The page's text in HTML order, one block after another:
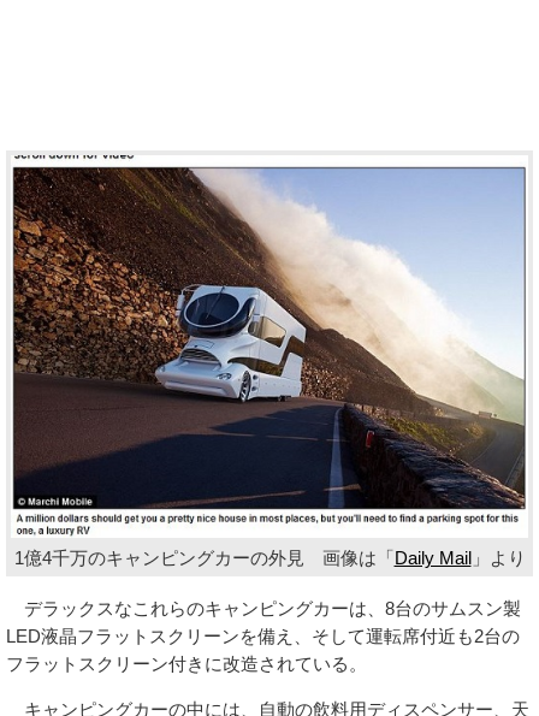
1億4千万のキャンピングカーの外見 画像は「Daily Mail」より
デラックスなこれらのキャンピングカーは、8台のサムスン製
LED液晶フラットスクリーンを備え、そして運転席付近も2台の
フラットスクリーン付きに改造されている。
キャンピングカーの中には、自動の飲料用ディスペンサー、天